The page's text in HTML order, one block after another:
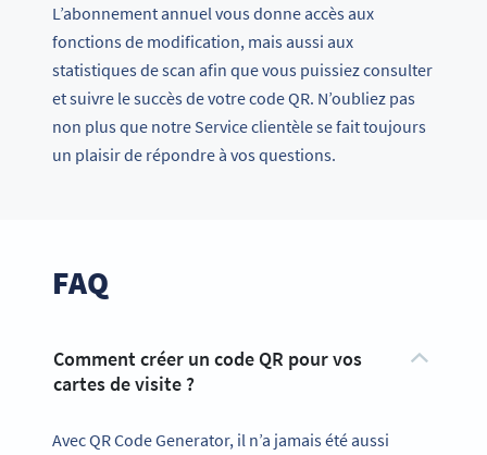
L’abonnement annuel vous donne accès aux
fonctions de modification, mais aussi aux
statistiques de scan afin que vous puissiez consulter
et suivre le succès de votre code QR. N’oubliez pas
non plus que notre Service clientèle se fait toujours
un plaisir de répondre à vos questions.
FAQ
Comment créer un code QR pour vos
cartes de visite ?
Avec QR Code Generator, il n’a jamais été aussi